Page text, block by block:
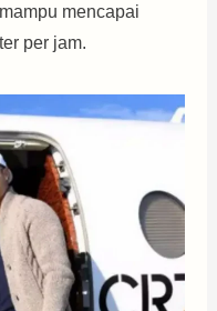
mencapai
per jam.